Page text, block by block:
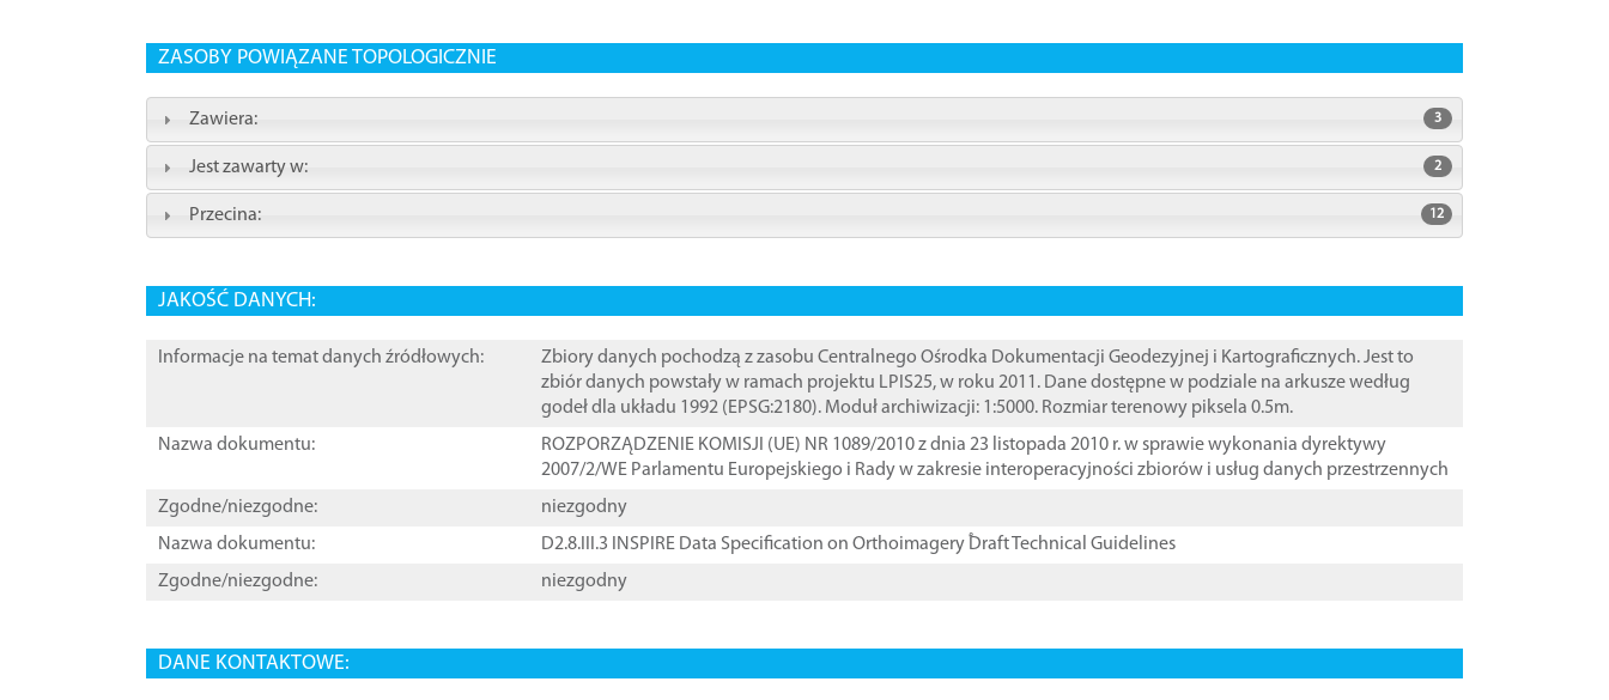
ZASOBY POWIĄZANE TOPOLOGICZNIE
Zawiera: 3
Jest zawarty w: 2
Przecina: 12
JAKOŚĆ DANYCH:
Informacje na temat danych źródłowych:
Zbiory danych pochodzą z zasobu Centralnego Ośrodka Dokumentacji Geodezyjnej i Kartograficznych. Jest to
zbiór danych powstały w ramach projektu LPIS25, w roku 2011. Dane dostępne w podziale na arkusze według
godeł dla układu 1992 (EPSG:2180). Moduł archiwizacji: 1:5000. Rozmiar terenowy piksela 0.5m.
Nazwa dokumentu:
ROZPORZĄDZENIE KOMISJI (UE) NR 1089/2010 z dnia 23 listopada 2010 r. w sprawie wykonania dyrektywy
2007/2/WE Parlamentu Europejskiego i Rady w zakresie interoperacyjności zbiorów i usług danych przestrzennych
Zgodne/niezgodne:
niezgodny
Nazwa dokumentu:
D2.8.III.3 INSPIRE Data Specification on Orthoimagery ֠Draft Technical Guidelines
Zgodne/niezgodne:
niezgodny
DANE KONTAKTOWE: